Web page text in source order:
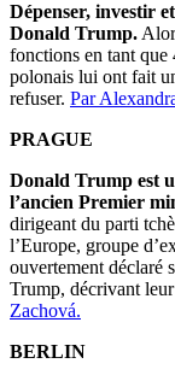
Dépenser, investir
Donald Trump.
fonctions en tant que
polonais lui ont fait
refuser. Par
PRAGUE
Donald Trump est
l’ancien Premier
dirigeant du parti
l’Europe, groupe
ouvertement déclaré
Trump, décrivant
Zachová.
BERLIN